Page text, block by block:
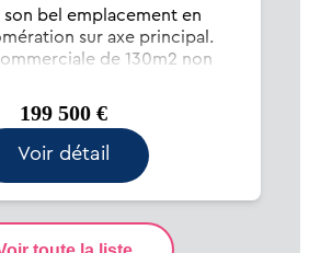
bel emplacement en
sur axe principal.
de 130m2 non
intégralité. Entrées
le bar et le tabac. Salle...
199 500 €
Voir détail